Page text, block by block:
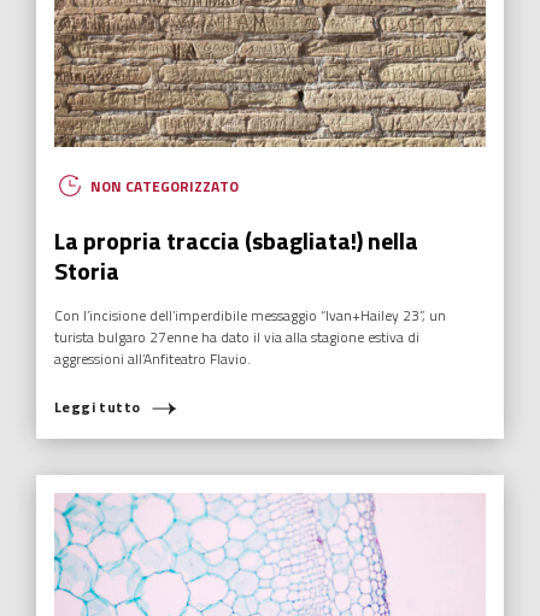
NON CATEGORIZZATO
La propria traccia (sbagliata!) nella
Storia
Con l’incisione dell’imperdibile messaggio “Ivan+Hailey 23”, un
turista bulgaro 27enne ha dato il via alla stagione estiva di
aggressioni all’Anfiteatro Flavio.
Leggi tutto